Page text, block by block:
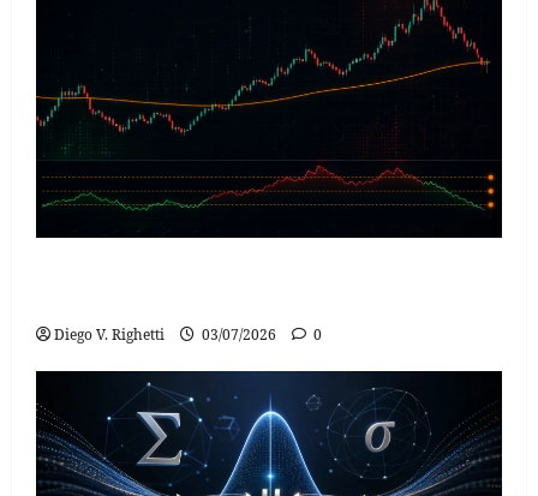
Diego V. Righetti 03/07/2026 0